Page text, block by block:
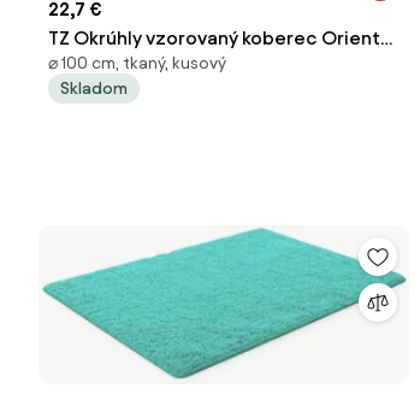
22,7 €
TZ Okrúhly vzorovaný koberec Oriental
Rozmer: 100 cm
⌀ 100 cm, tkaný, kusový
Skladom